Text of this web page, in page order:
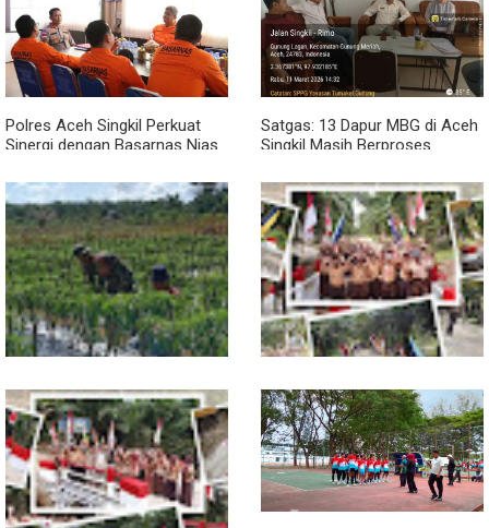
Polres Aceh Singkil Perkuat
Sinergi dengan Basarnas Nias
Satgas: 13 Dapur MBG di Aceh
Singkil Masih Berproses
Pendampingan Babinsa
Dorong Petani Tingkatkan Hasil
Tanaman Cabai
Jembatan Garuda Rampung,
Akses Warga Teladan Baru–
Kuala Kepeng Kini Semakin
Lancar